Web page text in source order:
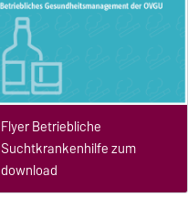
Flyer Betriebliche
Suchtkrankenhilfe zum
download